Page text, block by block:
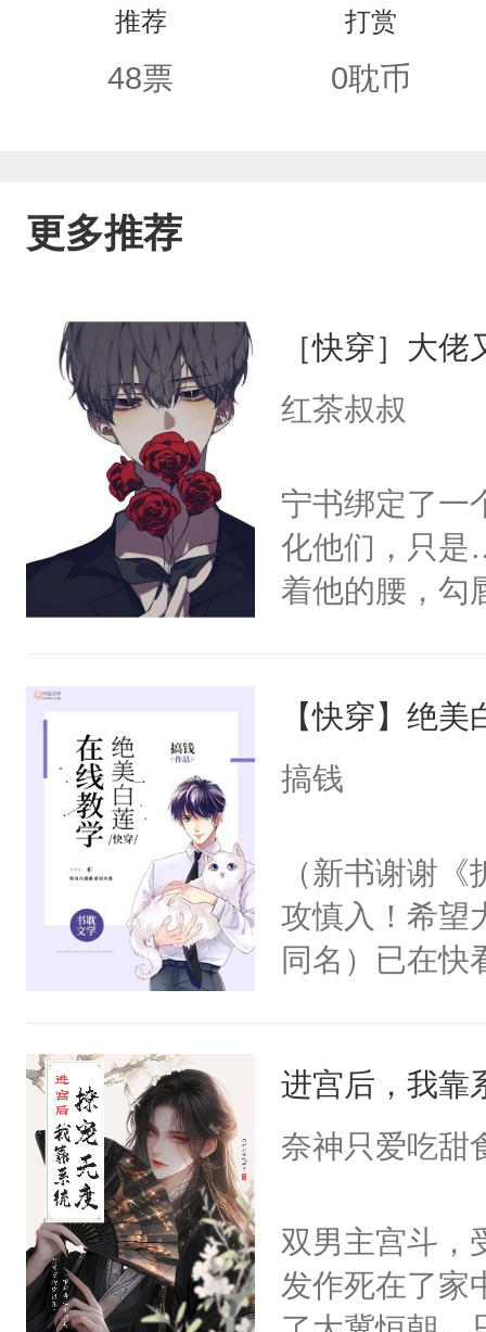
推荐
48票
打赏
0耽币
更多推荐
［快穿］大
红茶叔叔
宁书绑定了一
化他们，只是
着他的腰，勾
来，给老公
用力——为你
【快穿】绝
搞钱
（新书谢谢
攻慎入！希望
同名）已在快
成为所有白莲
I，他们决定
莲花可不止有
点脑袋，看着
常见问题一：
进宫后，我靠
奈神只爱吃甜
双男主宫斗，
发作死在了家